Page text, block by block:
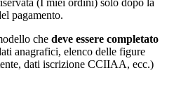
pagamento.
che deve essere completato
anagrafici, elenco delle figure
dati iscrizione CCIIAA, ecc.)